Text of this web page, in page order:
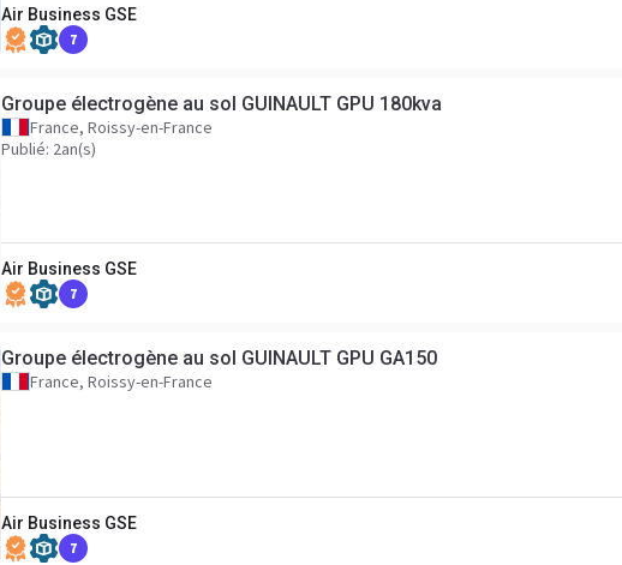
Air Business GSE
7
Groupe électrogène au sol GUINAULT GPU 180kva
France, Roissy-en-France
Publié: 2an(s)
Air Business GSE
7
Groupe électrogène au sol GUINAULT GPU GA150
France, Roissy-en-France
Air Business GSE
7